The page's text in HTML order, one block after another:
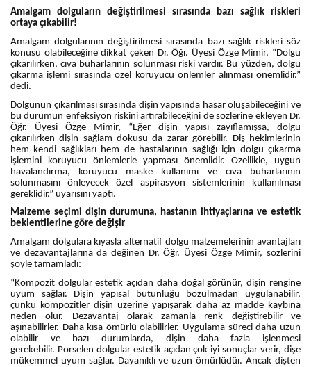
Amalgam dolguların değiştirilmesi sırasında bazı sağlık riskleri
ortaya çıkabilir!
Amalgam dolgularının değiştirilmesi sırasında bazı sağlık riskleri söz
konusu olabileceğine dikkat çeken Dr. Öğr. Üyesi Özge Mimir, “Dolgu
çıkarılırken, cıva buharlarının solunması riski vardır. Bu yüzden, dolgu
çıkarma işlemi sırasında özel koruyucu önlemler alınması önemlidir.”
dedi.
Dolgunun çıkarılması sırasında dişin yapısında hasar oluşabileceğini ve
bu durumun enfeksiyon riskini artırabileceğini de sözlerine ekleyen Dr.
Öğr. Üyesi Özge Mimir, “Eğer dişin yapısı zayıflamışsa, dolgu
çıkarılırken dişin sağlam dokusu da zarar görebilir. Diş hekimlerinin
hem kendi sağlıkları hem de hastalarının sağlığı için dolgu çıkarma
işlemini koruyucu önlemlerle yapması önemlidir. Özellikle, uygun
havalandırma, koruyucu maske kullanımı ve cıva buharlarının
solunmasını önleyecek özel aspirasyon sistemlerinin kullanılması
gereklidir.” uyarısını yaptı.
Malzeme seçimi dişin durumuna, hastanın ihtiyaçlarına ve estetik
beklentilerine göre değişir
Amalgam dolgulara kıyasla alternatif dolgu malzemelerinin avantajları
ve dezavantajlarına da değinen Dr. Öğr. Üyesi Özge Mimir, sözlerini
şöyle tamamladı:
“Kompozit dolgular estetik açıdan daha doğal görünür, dişin rengine
uyum sağlar. Dişin yapısal bütünlüğü bozulmadan uygulanabilir,
çünkü kompozitler dişin üzerine yapışarak daha az madde kaybına
neden olur. Dezavantaj olarak zamanla renk değiştirebilir ve
aşınabilirler. Daha kısa ömürlü olabilirler. Uygulama süreci daha uzun
olabilir ve bazı durumlarda, dişin daha fazla işlenmesi
gerekebilir. Porselen dolgular estetik açıdan çok iyi sonuçlar verir, dişe
mükemmel uyum sağlar. Dayanıklı ve uzun ömürlüdür. Ancak dişten